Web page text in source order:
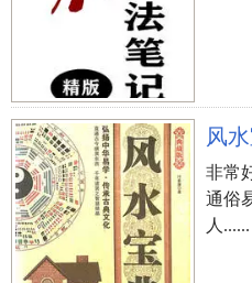
与沟通和管理方案，绝大
像模像样，盈利丰富。可
好运了，大概也因为本身
性朋友担心轻易靠近她们
不懂的让步和谦让，任何
男孩子来讲，是十分有压
万事都管着本身的媳妇儿
风
非常
通俗
人......